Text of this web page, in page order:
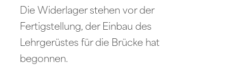
Die Widerlager stehen vor der
Fertigstellung, der Einbau des
Lehrgerüstes für die Brücke hat
begonnen.